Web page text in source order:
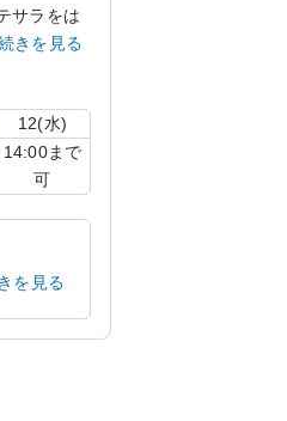
サラをは
手毬寿司
よそい
ラダ/鶏の
の柔らか
きを見る
12(水)
14:00まで
可
09/28
を見る